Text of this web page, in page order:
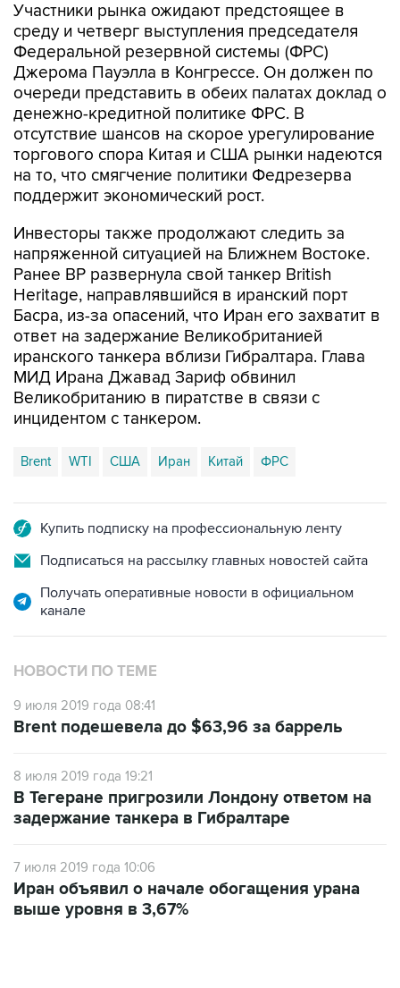
Участники рынка ожидают предстоящее в
среду и четверг выступления председателя
Федеральной резервной системы (ФРС)
Джерома Пауэлла в Конгрессе. Он должен по
очереди представить в обеих палатах доклад о
денежно-кредитной политике ФРС. В
отсутствие шансов на скорое урегулирование
торгового спора Китая и США рынки надеются
на то, что смягчение политики Федрезерва
поддержит экономический рост.
Инвесторы также продолжают следить за
напряженной ситуацией на Ближнем Востоке.
Ранее BP развернула свой танкер British
Heritage, направлявшийся в иранский порт
Басра, из-за опасений, что Иран его захватит в
ответ на задержание Великобританией
иранского танкера вблизи Гибралтара. Глава
МИД Ирана Джавад Зариф обвинил
Великобританию в пиратстве в связи с
инцидентом с танкером.
Brent WTI США Иран Китай ФРС
Купить подписку на профессиональную ленту
Подписаться на рассылку главных новостей сайта
Получать оперативные новости в официальном
канале
НОВОСТИ ПО ТЕМЕ
9 июля 2019 года 08:41
Brent подешевела до $63,96 за баррель
8 июля 2019 года 19:21
В Тегеране пригрозили Лондону ответом на
задержание танкера в Гибралтаре
7 июля 2019 года 10:06
Иран объявил о начале обогащения урана
выше уровня в 3,67%